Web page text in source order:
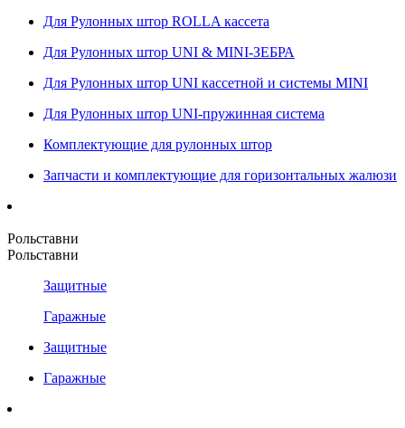
Для Рулонных штор ROLLA кассета
Для Рулонных штор UNI & MINI-ЗЕБРА
Для Рулонных штор UNI кассетной и системы MINI
Для Рулонных штор UNI-пружинная система
Комплектующие для рулонных штор
Запчасти и комплектующие для горизонтальных жалюзи
Рольставни
Рольставни
Защитные
Гаражные
Защитные
Гаражные